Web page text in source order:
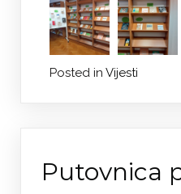
Posted in Vijesti
Putovnica